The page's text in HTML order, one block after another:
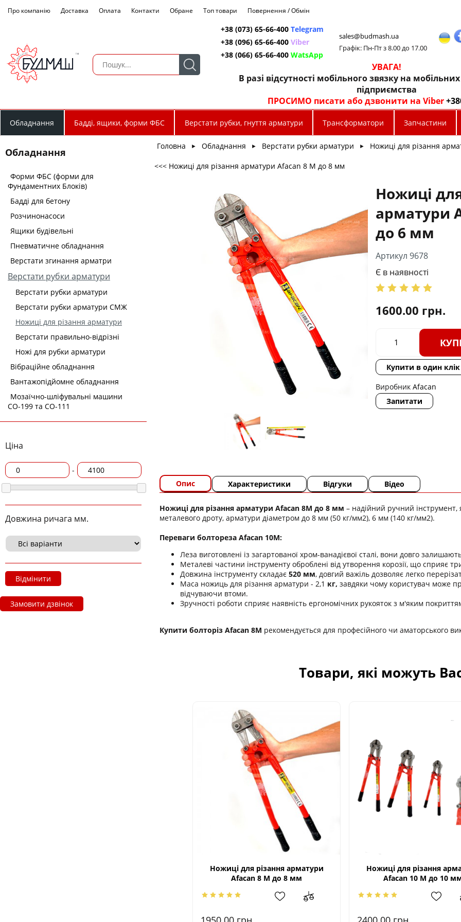
Про компанію Доставка Оплата Контакти Обране Топ товари Повернення / Обмін
+38 (073) 65-66-400 Telegram
+38 (096) 65-66-400 Viber
+38 (066) 65-66-400 WatsApp
sales@budmash.ua
Графік: Пн-Пт з 8.00 до 17.00
УВАГА!
В разі відсутності мобільного звязку на
підприємства
ПРОСИМО писати або дзвонити на Viber
Обладнання Бадді, ящики, форми ФБС Верстати рубки, гнуття арматури Трансформатори Запчастини
Обладнання
Форми ФБС (форми для
Фундаментних Блоків)
Бадді для бетону
Розчинонасоси
Ящики будівельні
Пневматичне обладнання
Верстати згинання арматри
Верстати рубки арматури
Верстати рубки арматури
Верстати рубки арматури СМЖ
Ножиці для різання арматури
Верстати правильно-відрізні
Ножі для рубки арматури
Вібраційне обладнання
Вантажопідйомне обладнання
Мозаїчно-шліфувальні машини
СО-199 та СО-111
Ціна
-
Довжина ричага мм.
Відмінити
Замовити дзвінок
Головна ► Обладнання ► Верстати рубки арматури ► Ножиці для різання
<<< Ножиці для різання арматури Afacan 8 М до 8 мм
Ножиці
арматури
до 6 мм
Артикул 9678
Є в наявності
1600.00 грн.
Купити в один клік
Виробник Afacan
Запитати
Опис Характеристики Відгуки Відео
Ножиці для різання арматури Afacan 8M до 8 мм – надійний ручний
металевого дроту, арматури діаметром до 8 мм (50 кг/мм2), 6 мм (140 кг/мм2).
Переваги болтореза Afacan 10M:
Леза виготовлені із загартованої хром-ванадієвої сталі, вони довго
Металеві частини інструменту оброблені від утворення корозії, що сприяє
Довжина інструменту складає 520 мм, довгий важіль дозволяє легко
Маса ножиць для різання арматури - 2,1 кг, завдяки чому користувач може
відчуваючи втоми.
Зручності роботи сприяє наявність ергономічних рукояток з м'яким
Купити болторіз Afacan 8M рекомендується для професійного чи аматорського
Товари, які можуть
Ножиці для різання арматури
Afacan 8 М до 8 мм
Ножиці для різання
Afacan 10 М до 10